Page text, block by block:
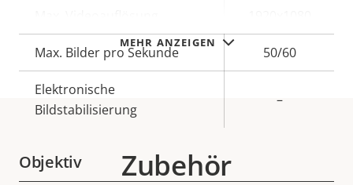
MEHR ANZEIGEN
Max. Bilder pro Sekunde 50/60
Elektronische
Bildstabilisierung
–
Objektiv Zubehör